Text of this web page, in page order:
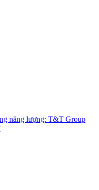
năng lượng: T&T Group